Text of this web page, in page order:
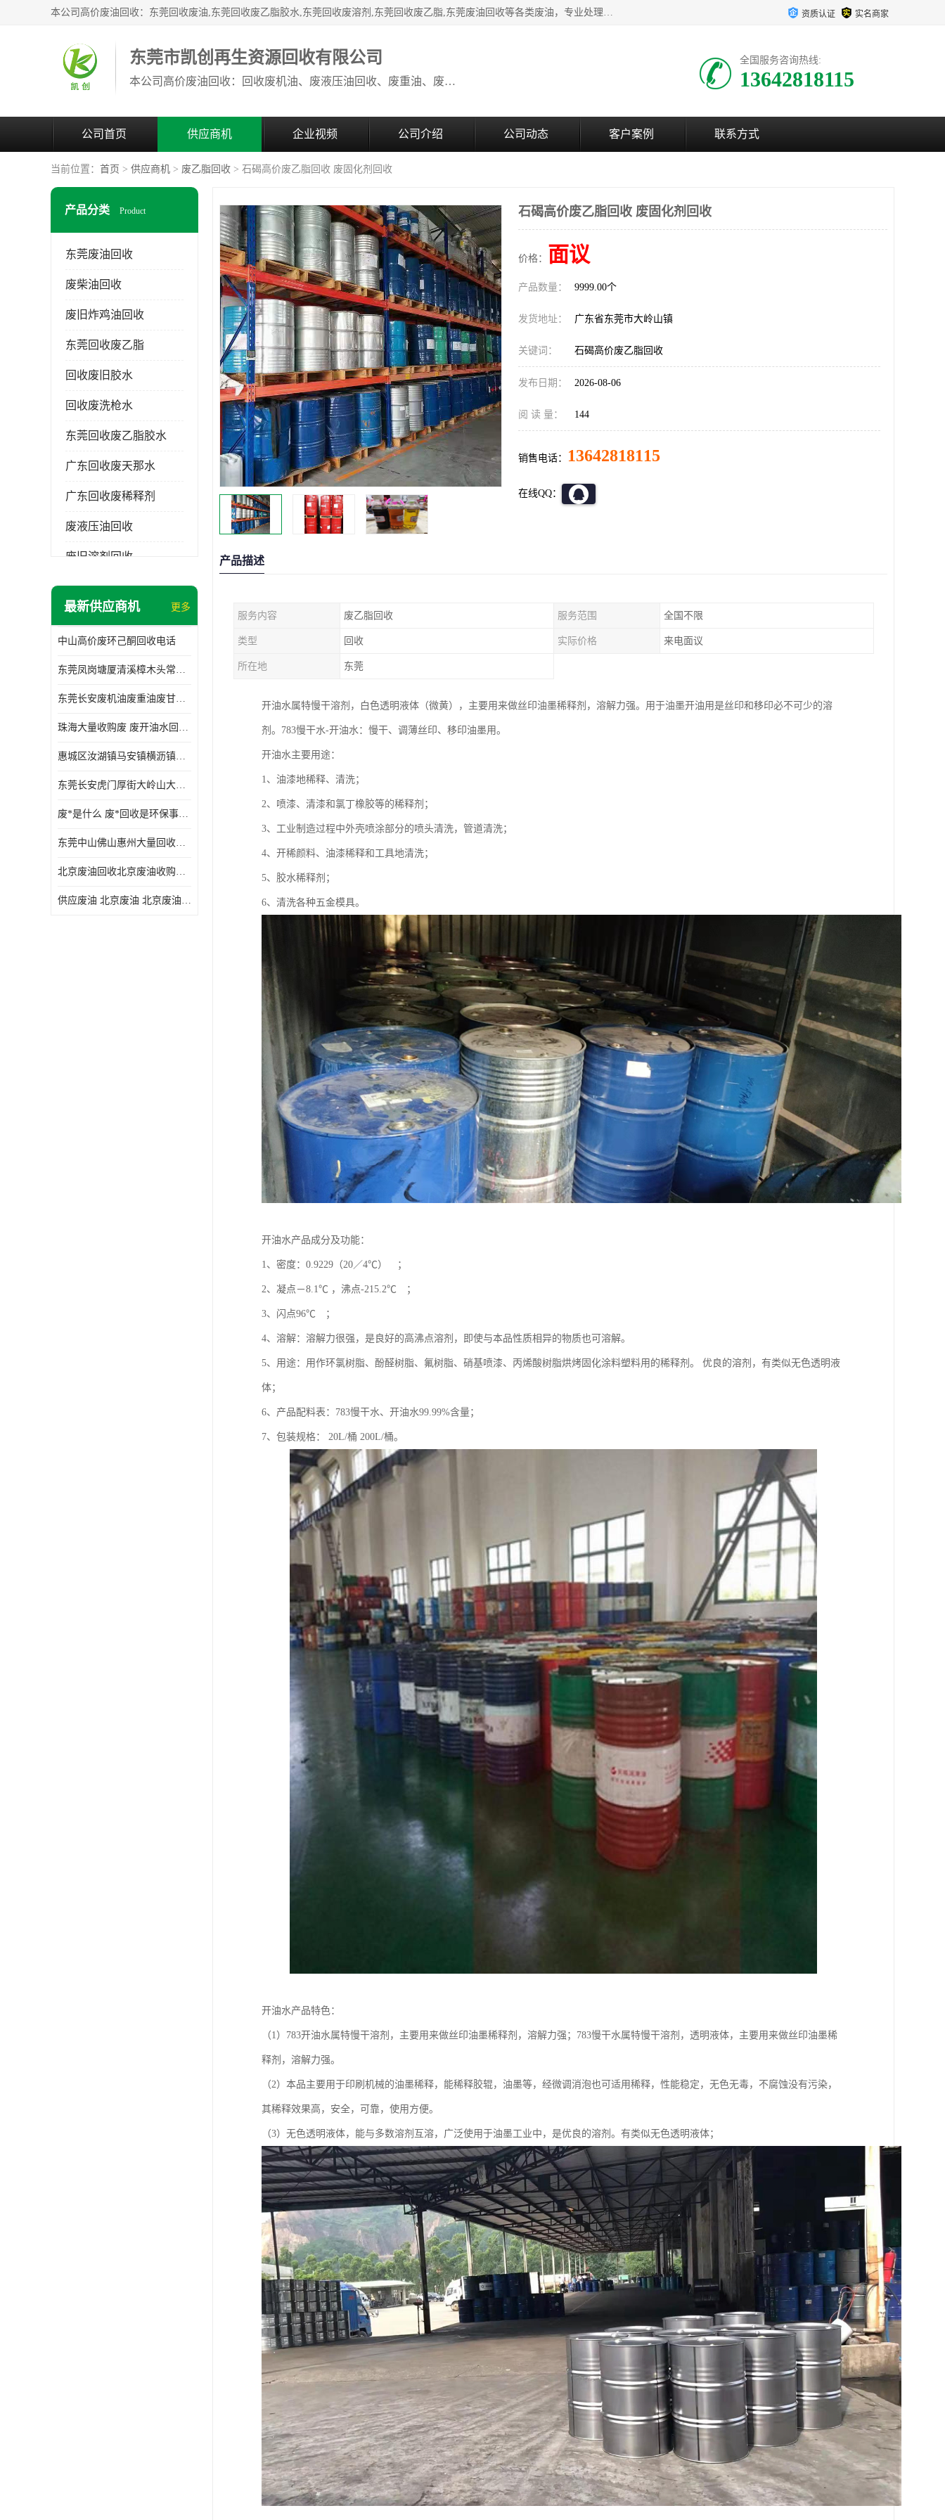
本公司高价废油回收：东莞回收废油,东莞回收废乙脂胶水,东莞回收废溶剂,东莞回收废乙脂,东莞废油回收等各类废油，专业处理从事化工产品研发与销售的综合型高科技服务性企业。我公司自成立以来，一直秉承“科技创新，立足诚信，感恩于心”的理念，力求设计与客户合作共赢的局面。在广大新老客户的大力支持下，我公司员工经过不懈努力，公司已快速发展成为国内知名化工企业。 资质认证 实名商家
东莞市凯创再生资源回收有限公司
本公司高价废油回收：回收废机油、废液压油回收、废重油、废食用油回收、废导热油、废、废油漆、废UV光油、废清、废白矿油、废变压器油
全国服务咨询热线:
13642818115
公司首页 供应商机 企业视频 公司介绍 公司动态 客户案例 联系方式
当前位置： 首页 > 供应商机 > 废乙脂回收 > 石碣高价废乙脂回收 废固化剂回收
产品分类 Product
东莞废油回收
废柴油回收
废旧炸鸡油回收
东莞回收废乙脂
回收废旧胶水
回收废洗枪水
东莞回收废乙脂胶水
广东回收废天那水
广东回收废稀释剂
废液压油回收
废旧溶剂回收
东莞回收废溶剂
废三氯乙烯回收
废混合溶剂回收
最新供应商机 更多
中山高价废环己酮回收电话
东莞凤岗塘厦清溪樟木头常平废液压油 废火花机油 废 废切削油 废齿轮油 废导轨油 废螺杆油
东莞长安废机油废重油废甘油废矿物油废燃料油废废润滑油废火花机油废油废齿轮油
珠海大量收购废 废开油水回收废酒精废废乙酯胶水废洗枪水废开油水废二废三氯丁脂乙脂废甲
惠城区汝湖镇马安镇横沥镇芦洲镇 惠阳新圩镇镇镇沙田镇废机油废液压油废润滑油废废火花机油废白电油废废齿轮油废白矿油废变压器油废燃料油
东莞长安虎门厚街大岭山大量回收废开油水废洗枪水废稀释剂
废*是什么 废*回收是环保事业吗
东莞中山佛山惠州大量回收废机油，废液压油，废润滑油，废，废火花机油，废白电油，废，废齿轮油，废白矿油，废变压器油，废燃料油，废切削油
北京废油回收北京废油收购再生注意的事项
供应废油 北京废油 北京废油回收 废油收购
石碣高价废乙脂回收 废固化剂回收
价格： 面议
产品数量： 9999.00个
发货地址： 广东省东莞市大岭山镇
关键词： 石碣高价废乙脂回收
发布日期： 2026-08-06
阅 读 量： 144
销售电话： 13642818115
在线QQ：
产品描述
服务内容 废乙脂回收 服务范围 全国不限
类型 回收 实际价格 来电面议
所在地 东莞
开油水属特慢干溶剂，白色透明液体（微黄），主要用来做丝印油墨稀释剂，溶解力强。用于油墨开油用是丝印和移印必不可少的溶
剂。783慢干水-开油水：慢干、调薄丝印、移印油墨用。
开油水主要用途：
1、油漆地稀释、清洗；
2、喷漆、清漆和氯丁橡胶等的稀释剂；
3、工业制造过程中外壳喷涂部分的喷头清洗，管道清洗；
4、开稀颜料、油漆稀释和工具地清洗；
5、胶水稀释剂；
6、清洗各种五金模具。
开油水产品成分及功能：
1、密度：0.9229（20／4℃） ；
2、凝点－8.1℃ ，沸点-215.2℃ ；
3、闪点96℃ ；
4、溶解：溶解力很强，是良好的高沸点溶剂，即使与本品性质相异的物质也可溶解。
5、用途：用作环氯树脂、酚醛树脂、氟树脂、硝基喷漆、丙烯酸树脂烘烤固化涂料塑料用的稀释剂。 优良的溶剂，有类似无色透明液
体；
6、产品配料表：783慢干水、开油水99.99%含量；
7、包装规格： 20L/桶 200L/桶。
开油水产品特色：
（1）783开油水属特慢干溶剂，主要用来做丝印油墨稀释剂，溶解力强；783慢干水属特慢干溶剂，透明液体，主要用来做丝印油墨稀
释剂，溶解力强。
（2）本品主要用于印刷机械的油墨稀释，能稀释胶辊，油墨等，经微调消泡也可适用稀释，性能稳定，无色无毒，不腐蚀没有污染，
其稀释效果高，安全，可靠，使用方便。
（3）无色透明液体，能与多数溶剂互溶，广泛使用于油墨工业中，是优良的溶剂。有类似无色透明液体；